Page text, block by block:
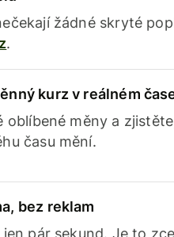
žádné skryté
.
kurz v reálném
oblíbené měny a
času mění.
bez reklam
pár sekund. Je to